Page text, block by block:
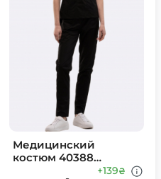
Медицинский
костюм 40388
+139₴